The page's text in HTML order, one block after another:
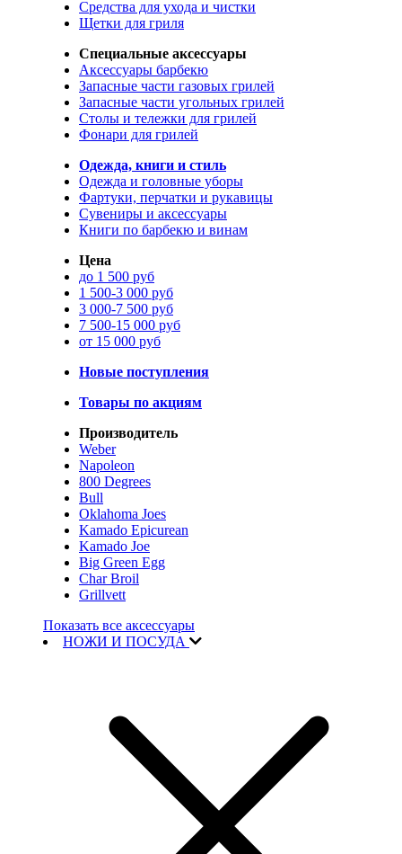
Средства для ухода и чистки
Щетки для гриля
Специальные аксессуары
Аксессуары барбекю
Запасные части газовых грилей
Запасные части угольных грилей
Столы и тележки для грилей
Фонари для грилей
Одежда, книги и стиль
Одежда и головные уборы
Фартуки, перчатки и рукавицы
Сувениры и аксессуары
Книги по барбекю и винам
Цена
до 1 500 руб
1 500-3 000 руб
3 000-7 500 руб
7 500-15 000 руб
от 15 000 руб
Новые поступления
Товары по акциям
Производитель
Weber
Napoleon
800 Degrees
Bull
Oklahoma Joes
Kamado Epicurean
Kamado Joe
Big Green Egg
Char Broil
Grillvett
Показать все аксессуары
НОЖИ И ПОСУДА